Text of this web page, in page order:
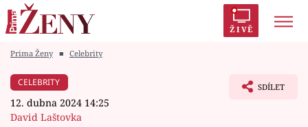
ŽIVĚ
Módní alarm
Prima Ženy ■ Celebrity
CELEBRITY
12. dubna 2024 14:25
David Laštovka
SDÍLET